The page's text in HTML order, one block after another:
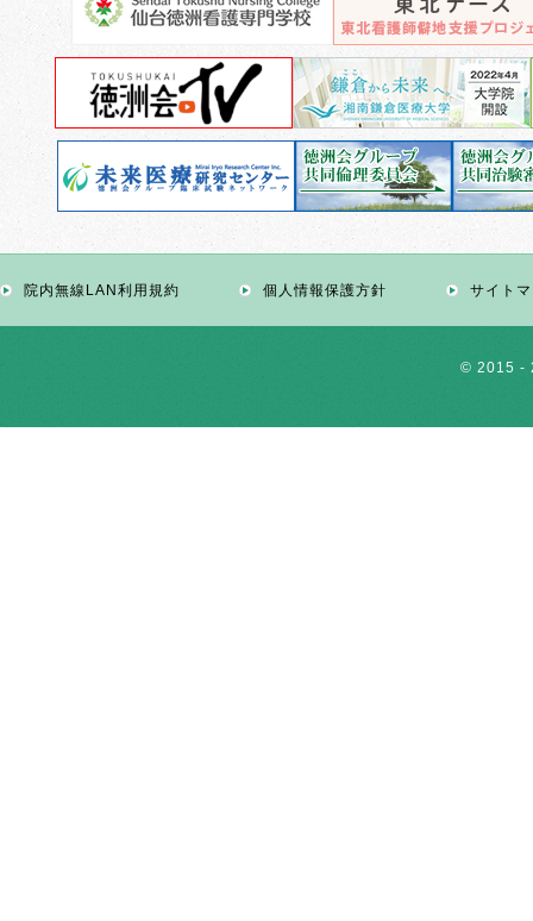
院内無線LAN利用規約 個人情報保護方針 サイト
© 2015 -